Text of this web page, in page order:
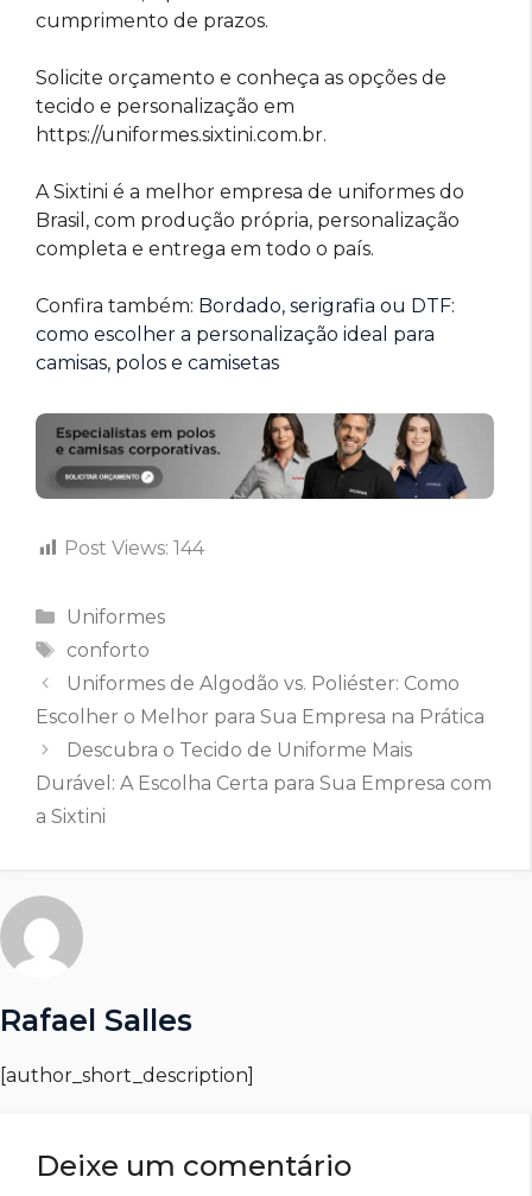
cumprimento de prazos.
Solicite orçamento e conheça as opções de
tecido e personalização em
https://uniformes.sixtini.com.br.
A Sixtini é a melhor empresa de uniformes do
Brasil, com produção própria, personalização
completa e entrega em todo o país.
Confira também: Bordado, serigrafia ou DTF:
como escolher a personalização ideal para
camisas, polos e camisetas
Post Views: 144
Categorias
Uniformes
Tags
conforto
Uniformes de Algodão vs. Poliéster: Como
Escolher o Melhor para Sua Empresa na Prática
Descubra o Tecido de Uniforme Mais
Durável: A Escolha Certa para Sua Empresa com
a Sixtini
Rafael Salles
[author_short_description]
Deixe um comentário